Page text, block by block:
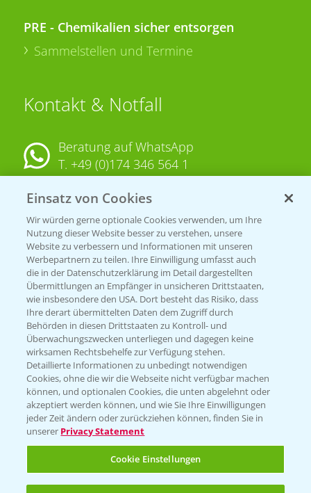
PRE - Chemikalien sicher entsorgen
Sammelstellen und Termine
Kontakt & Notfall
Beratung auf WhatsApp
T. +49 (0)174 346 564 1
KONTAKT
Hilfe in Notfällen
T.+49 (0)214/30-20220
Folgen Sie uns
Einsatz von Cookies
Wir würden gerne optionale Cookies verwenden, um Ihre
Nutzung dieser Website besser zu verstehen, unsere
Website zu verbessern und Informationen mit unseren
Werbepartnern zu teilen. Ihre Einwilligung umfasst auch
die in der Datenschutzerklärung im Detail dargestellten
Übermittlungen an Empfänger in unsicheren Drittstaaten,
wie insbesondere den USA. Dort besteht das Risiko, dass
Ihre derart übermittelten Daten dem Zugriff durch
Behörden in diesen Drittstaaten zu Kontroll- und
Überwachungszwecken unterliegen und dagegen keine
wirksamen Rechtsbehelfe zur Verfügung stehen.
Detaillierte Informationen zu unbedingt notwendigen
Cookies, ohne die wir die Webseite nicht verfügbar machen
können, und optionalen Cookies, die unten abgelehnt oder
akzeptiert werden können, und wie Sie Ihre Einwilligungen
jeder Zeit ändern oder zurückziehen können, finden Sie in
unserer Privacy Statement
Cookie Einstellungen